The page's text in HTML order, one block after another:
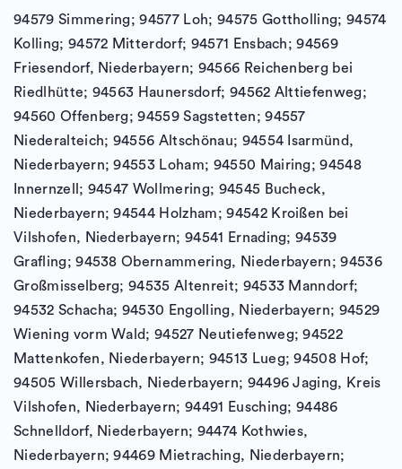
94579 Simmering; 94577 Loh; 94575 Gottholling; 94574
Kolling; 94572 Mitterdorf; 94571 Ensbach; 94569
Friesendorf, Niederbayern; 94566 Reichenberg bei
Riedlhütte; 94563 Haunersdorf; 94562 Alttiefenweg;
94560 Offenberg; 94559 Sagstetten; 94557
Niederalteich; 94556 Altschönau; 94554 Isarmünd,
Niederbayern; 94553 Loham; 94550 Mairing; 94548
Innernzell; 94547 Wollmering; 94545 Bucheck,
Niederbayern; 94544 Holzham; 94542 Kroißen bei
Vilshofen, Niederbayern; 94541 Ernading; 94539
Grafling; 94538 Obernammering, Niederbayern; 94536
Großmisselberg; 94535 Altenreit; 94533 Manndorf;
94532 Schacha; 94530 Engolling, Niederbayern; 94529
Wiening vorm Wald; 94527 Neutiefenweg; 94522
Mattenkofen, Niederbayern; 94513 Lueg; 94508 Hof;
94505 Willersbach, Niederbayern; 94496 Jaging, Kreis
Vilshofen, Niederbayern; 94491 Eusching; 94486
Schnelldorf, Niederbayern; 94474 Kothwies,
Niederbayern; 94469 Mietraching, Niederbayern;